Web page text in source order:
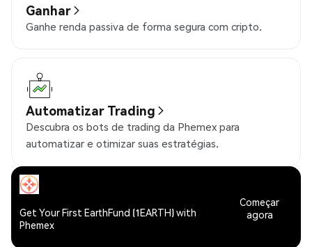
Ganhar
Ganhe renda passiva de forma segura com cripto.
Automatizar Trading
Descubra os bots de trading da Phemex para
automatizar e otimizar suas estratégias.
Get Your First EarthFund (1EARTH) with
Phemex
Começar
agora